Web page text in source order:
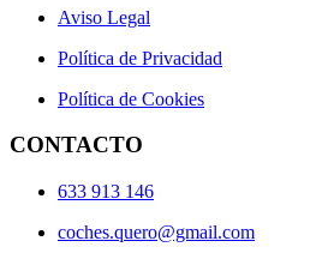
Aviso Legal
Política de Privacidad
Política de Cookies
CONTACTO
633 913 146
coches.quero@gmail.com